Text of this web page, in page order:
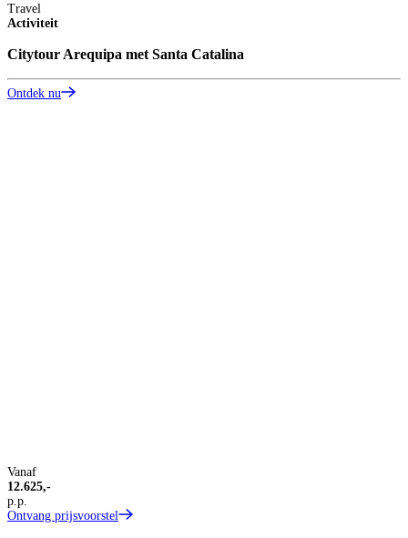
Travel
Activiteit
Citytour Arequipa met Santa Catalina
Ontdek nu
Vanaf
12.625,-
p.p.
Ontvang prijsvoorstel